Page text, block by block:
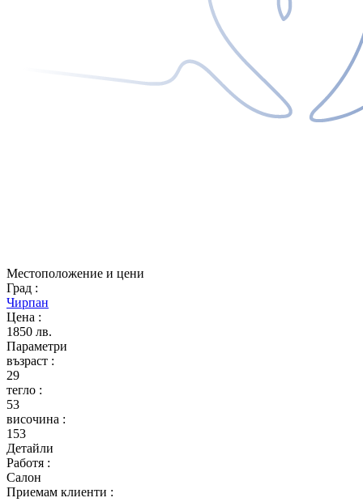
Местоположение и цени
Град :
Чирпан
Цена :
1850 лв.
Параметри
възраст :
29
тегло :
53
височина :
153
Детайли
Работя :
Салон
Приемам клиенти :